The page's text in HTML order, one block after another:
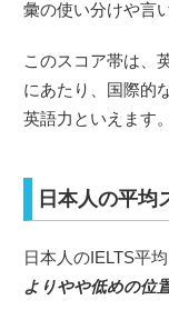
彙の使い分けや言
このスコア帯は、
にあたり、国際的
英語力といえます。
日本人の平均
日本人のIELTS平
よりやや低めの位